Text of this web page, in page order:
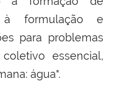
à formulação e
para problemas
essencial,
água".